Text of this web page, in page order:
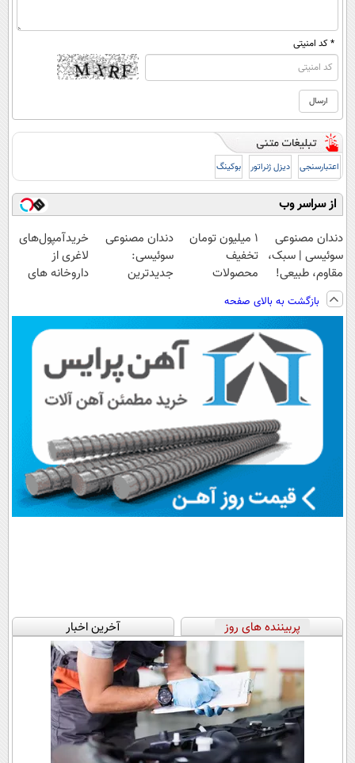
* کد امنیتی
اعتبارسنجی دیزل ژنراتور بوکینگ
از سراسر وب
دندان مصنوعی
سوئیسی | سبک،
مقاوم، طبیعی!
ویزیت
رایگان+پرداخت
اقساطی😍
۱ میلیون تومان
تخفیف
محصولات
نزدیک‌تر به
شروع کاهش
وزن
دندان مصنوعی
سوئیسی:
جدیدترین
پرداخت قسطی
خریدآمپول‌های
لاغری از
داروخانه های
پک یخ!
بازگشت به بالای صفحه
پربیننده های روز آخرین اخبار